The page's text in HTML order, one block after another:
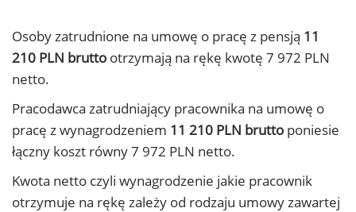
Osoby zatrudnione na umowę o pracę z pensją 11
210 PLN brutto otrzymają na rękę kwotę 7 972 PLN
netto.
Pracodawca zatrudniający pracownika na umowę o
pracę z wynagrodzeniem 11 210 PLN brutto poniesie
łączny koszt równy 7 972 PLN netto.
Kwota netto czyli wynagrodzenie jakie pracownik
otrzymuje na rękę zależy od rodzaju umowy zawartej